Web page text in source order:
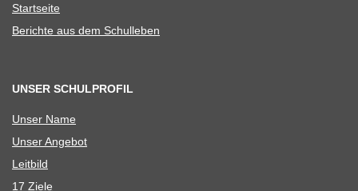
Start­seite
Berichte aus dem Schulleben
UNSER SCHULPROFIL
Unser Name
Unser Ange­bot
Leit­bild
17 Ziele